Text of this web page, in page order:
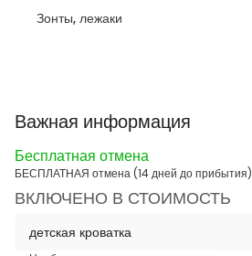
Зонты, лежаки
Важная информация
Бесплатная отмена
БЕСПЛАТНАЯ отмена (14 дней до прибытия)
ВКЛЮЧЕНО В СТОИМОСТЬ
детская кроватка